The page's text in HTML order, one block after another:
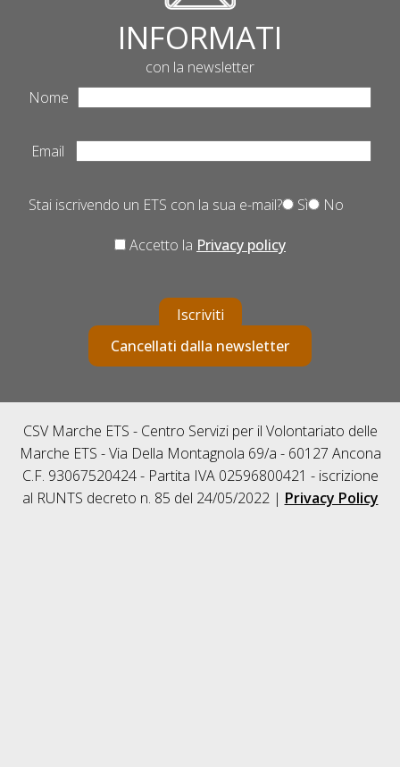
INFORMATI
con la newsletter
Nome
Email
Stai iscrivendo un ETS con la sua e-mail? Sì No
Accetto la Privacy policy
Iscriviti
Cancellati dalla newsletter
CSV Marche ETS - Centro Servizi per il Volontariato delle
Marche ETS - Via Della Montagnola 69/a - 60127 Ancona
C.F. 93067520424 - Partita IVA 02596800421 - iscrizione
al RUNTS decreto n. 85 del 24/05/2022 | Privacy Policy